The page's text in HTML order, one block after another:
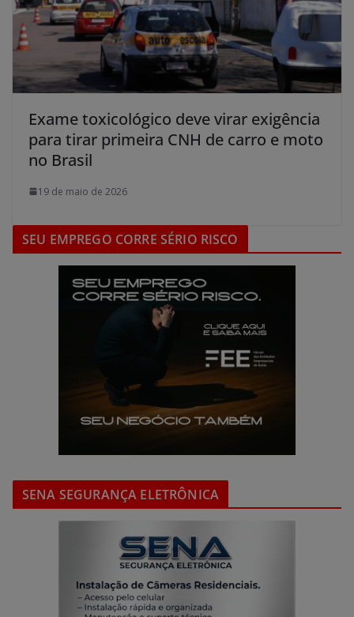
Exame toxicológico deve virar exigência
para tirar primeira CNH de carro e moto
no Brasil
19 de maio de 2026
SEU EMPREGO CORRE SÉRIO RISCO
SENA SEGURANÇA ELETRÔNICA